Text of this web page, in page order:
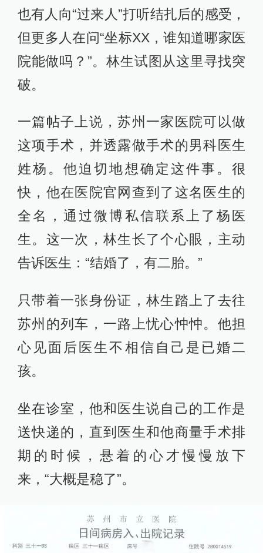
也有人向“过来人”打听结扎后的感受，
但更多人在问“坐标XX，谁知道哪家医
院能做吗？”。林生试图从这里寻找突
破。
一篇帖子上说，苏州一家医院可以做
这项手术，并透露做手术的男科医生
姓杨。他迫切地想确定这件事。很
快，他在医院官网查到了这名医生的
全名，通过微博私信联系上了杨医
生。这一次，林生长了个心眼，主动
告诉医生：“结婚了，有二胎。”
只带着一张身份证，林生踏上了去往
苏州的列车，一路上忧心忡忡。他担
心见面后医生不相信自己是已婚二
孩。
坐在诊室，他和医生说自己的工作是
送快递的，直到医生和他商量手术排
期的时候，悬着的心才慢慢放下
来，“大概是稳了”。